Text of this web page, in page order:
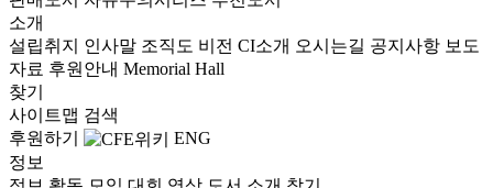
소개
설립취지 인사말 조직도 비전 CI소개 오시는길 공지사항 보도
자료 후원안내 Memorial Hall
찾기
사이트맵 검색
후원하기
ENG
정보